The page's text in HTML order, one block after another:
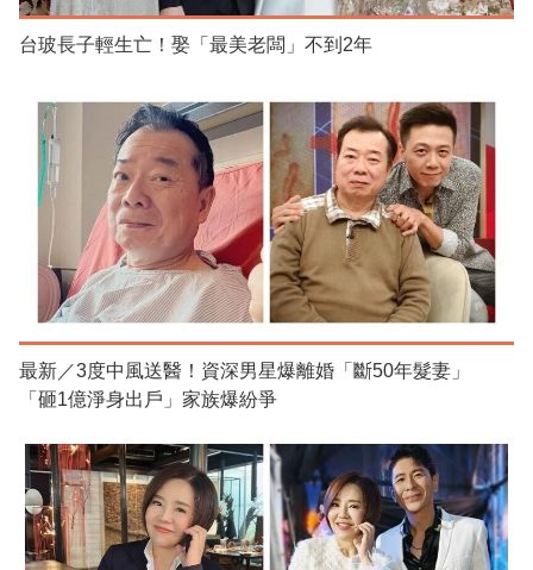
台玻長子輕生亡！娶「最美老闆」不到2年
最新／3度中風送醫！資深男星爆離婚「斷50年髮妻」
「砸1億淨身出戶」家族爆紛爭